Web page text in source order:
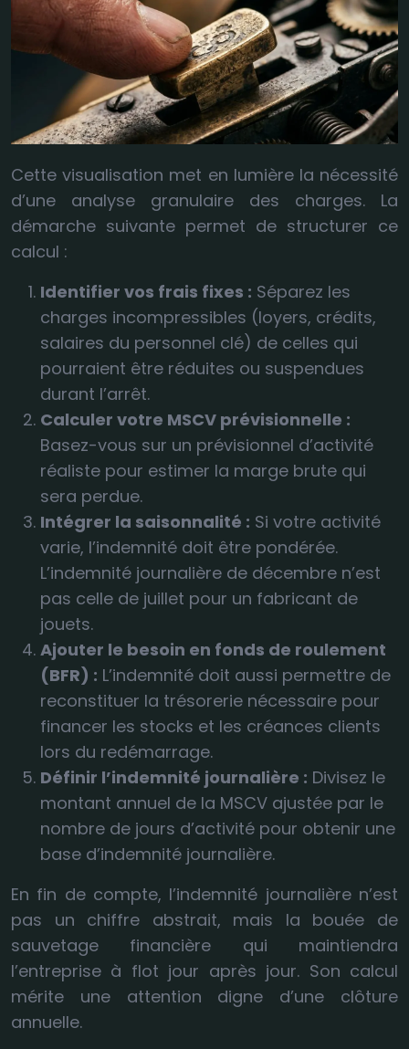
Cette visualisation met en lumière la nécessité
d’une analyse granulaire des charges. La
démarche suivante permet de structurer ce
calcul :
Identifier vos frais fixes : Séparez les
charges incompressibles (loyers, crédits,
salaires du personnel clé) de celles qui
pourraient être réduites ou suspendues
durant l’arrêt.
Calculer votre MSCV prévisionnelle :
Basez-vous sur un prévisionnel d’activité
réaliste pour estimer la marge brute qui
sera perdue.
Intégrer la saisonnalité : Si votre activité
varie, l’indemnité doit être pondérée.
L’indemnité journalière de décembre n’est
pas celle de juillet pour un fabricant de
jouets.
Ajouter le besoin en fonds de roulement
(BFR) : L’indemnité doit aussi permettre de
reconstituer la trésorerie nécessaire pour
financer les stocks et les créances clients
lors du redémarrage.
Définir l’indemnité journalière : Divisez le
montant annuel de la MSCV ajustée par le
nombre de jours d’activité pour obtenir une
base d’indemnité journalière.
En fin de compte, l’indemnité journalière n’est
pas un chiffre abstrait, mais la bouée de
sauvetage financière qui maintiendra
l’entreprise à flot jour après jour. Son calcul
mérite une attention digne d’une clôture
annuelle.